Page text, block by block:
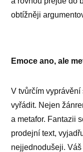
obtížněji
Emoce ano, ale
V tvůrčím
vyřádit. Nejen
a metafor. Fantazii
prodejní text,
nejjednodušeji. Váš